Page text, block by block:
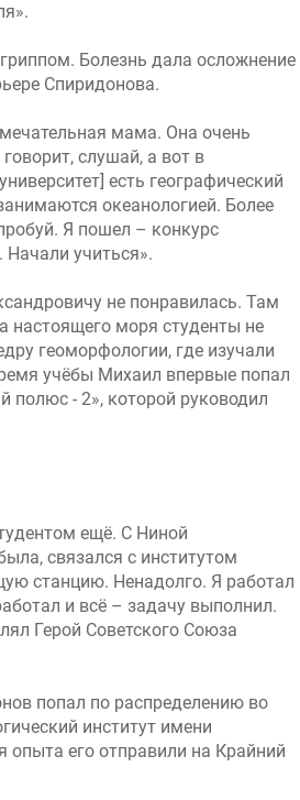
Болезнь дала осложнение
Спиридонова.
мама. Она очень
слушай, а вот в
есть географический
океанологией. Более
Я пошел – конкурс
учиться».
не понравилась. Там
настоящего моря студенты не
геоморфологии, где изучали
учёбы Михаил впервые попал
- 2», которой руководил
ещё. С Ниной
связался с институтом
станцию. Ненадолго. Я работал
и всё – задачу выполнил.
Герой Советского Союза
попал по распределению во
институт имени
опыта его отправили на Крайний